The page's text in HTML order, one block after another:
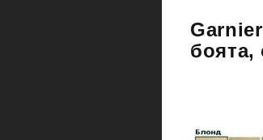
боята,